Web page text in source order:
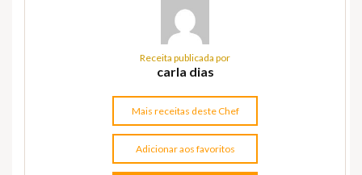
Receita publicada por
carla dias
Mais receitas deste Chef
Adicionar aos favoritos